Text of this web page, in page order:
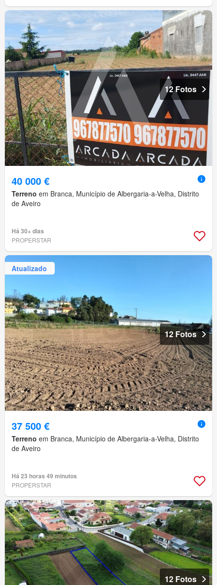
12 Fotos
40 000 €
Terreno em Branca, Município de Albergaria-a-Velha, Distrito
de Aveiro
Há 30+ dias
PROPERSTAR
Atualizado
12 Fotos
37 500 €
Terreno em Branca, Município de Albergaria-a-Velha, Distrito
de Aveiro
Há 23 horas 49 minutos
PROPERSTAR
12 Fotos